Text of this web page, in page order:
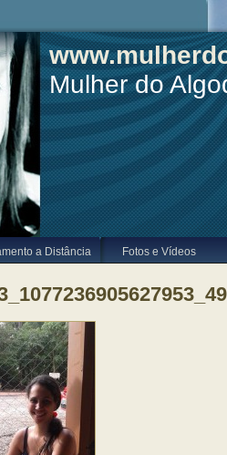
Mulher do
a Distância Fotos e Vídeos